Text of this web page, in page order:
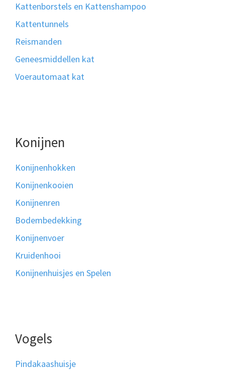
Kattenborstels en Kattenshampoo
Kattentunnels
Reismanden
Geneesmiddellen kat
Voerautomaat kat
Konijnen
Konijnenhokken
Konijnenkooien
Konijnenren
Bodembedekking
Konijnenvoer
Kruidenhooi
Konijnenhuisjes en Spelen
Vogels
Pindakaashuisje